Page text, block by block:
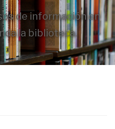
de información en
la biblioteca.